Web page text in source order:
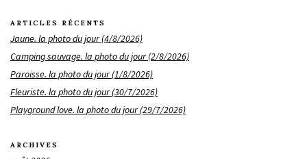
ARTICLES RÉCENTS
Jaune. la photo du jour (4/8/2026)
Camping sauvage. la photo du jour (2/8/2026)
Paroisse. la photo du jour (1/8/2026)
Fleuriste. la photo du jour (30/7/2026)
Playground love. la photo du jour (29/7/2026)
ARCHIVES